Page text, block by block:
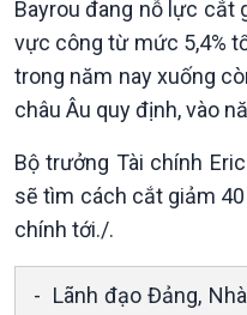
Trước giờ mở cửa
Dòng chảy Kinh tế
Sức sống hàng Việt
Khởi nghiệp
thương mại
Bayrou đang nỗ lực cắt
vực công từ mức 5,4%
trong năm nay xuống
châu Âu quy định, vào
Bộ trưởng Tài chính
sẽ tìm cách cắt giảm
chính tới./.
- Lãnh đạo Đảng,